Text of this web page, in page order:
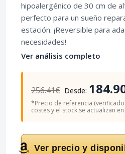
hipoalergénico de 30 cm de
perfecto para un sueño
estación. ¡Reversible para
necesidades!
Ver análisis completo
256.41€ Desde:
*Precio de referencia
costes y el stock se actualizan
Ver precio y